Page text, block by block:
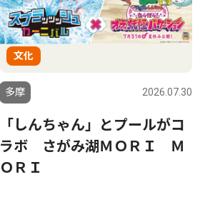
文化
多摩 2026.07.30
「しんちゃん」とプールがコ
ラボ さがみ湖ＭＯＲＩ Ｍ
ＯＲＩ